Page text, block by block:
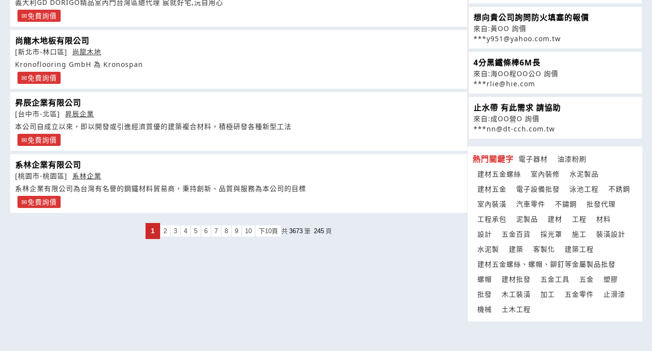
義大利GD DORIGO精品室內門台灣區總代理 宸就好宅,沅自用心
免費詢價
尚龍木地板有限公司
[新北市-林口區]
尚龍木地
Kronoflooring GmbH 為 Kronospan
免費詢價
昇辰企業有限公司
[台中市-北區]
昇辰企業
本公司自成立以來，即以開發或引進經濟質優的建築複合材料，積極研發各種新型工法
免費詢價
系林企業有限公司
[桃園市-桃園區]
系林企業
系林企業有限公司為台灣有名譽的鋼鐵材料貿易商，秉持創新、品質與服務為本公司的目標
免費詢價
1 2 3 4 5 6 7 8 9 10 下10頁 共 3673 筆 245 頁
想向貴公司詢問防火填塞的報價
來自:黃OO 詢價
***y951@yahoo.com.tw
4分黑鐵條棒6M長
來自:海OO程OO公O 詢價
***rlie@hie.com
止水帶 有此需求 請協助
來自:成OO營O 詢價
***nn@dt-cch.com.tw
熱門關鍵字 電子器材
油漆粉刷
建材五金螺絲
室內裝修
水泥製品
建材五金
電子設備批發 泳池工程
不銹鋼
室內裝潢
汽車零件 不鏽鋼
批發代理
工程承包
泥製品 建材 工程
材料
設計
五金百貨 採光罩 施工
裝潢設計
水泥製
建築 客製化
建築工程
建材五金螺絲、螺帽、鉚釘等金屬製品批發
螺帽
建材批發 五金工具 五金
塑膠
批發
木工裝潢 加工 五金零件
止滑漆
機械
土木工程